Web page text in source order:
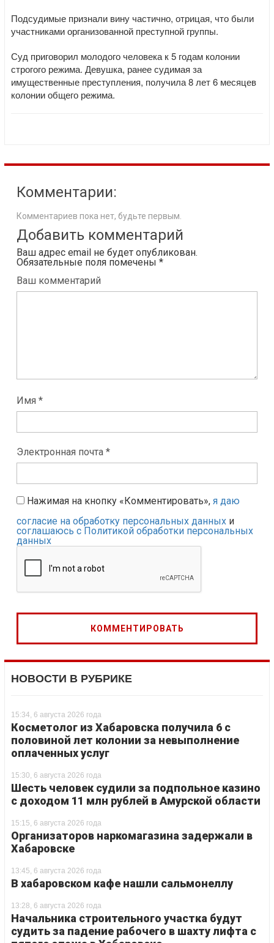
Подсудимые признали вину частично, отрицая, что были
участниками организованной преступной группы.
Суд приговорил молодого человека к 5 годам колонии
строгого режима. Девушка, ранее судимая за
имущественные преступления, получила 8 лет 6 месяцев
колонии общего режима.
Комментарии:
Комментариев пока нет, будьте первым.
Добавить комментарий
Ваш адрес email не будет опубликован.
Обязательные поля помечены *
Ваш комментарий
Имя *
Электронная почта *
Нажимая на кнопку «Комментировать», я даю
согласие на обработку персональных данных и
соглашаюсь с Политикой обработки персональных
данных
НОВОСТИ В РУБРИКЕ
15:34, 6 августа 2026 года
Косметолог из Хабаровска получила 6 с
половиной лет колонии за невыполнение
оплаченных услуг
15:30, 6 августа 2026 года
Шесть человек судили за подпольное казино
с доходом 11 млн рублей в Амурской области
15:15, 6 августа 2026 года
Организаторов наркомагазина задержали в
Хабаровске
13:45, 6 августа 2026 года
В хабаровском кафе нашли сальмонеллу
13:28, 6 августа 2026 года
Начальника строительного участка будут
судить за падение рабочего в шахту лифта с